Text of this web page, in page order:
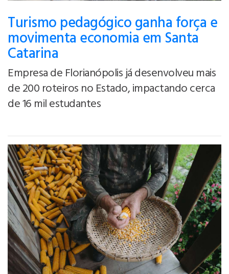
Turismo pedagógico ganha força e
movimenta economia em Santa
Catarina
Empresa de Florianópolis já desenvolveu mais
de 200 roteiros no Estado, impactando cerca
de 16 mil estudantes